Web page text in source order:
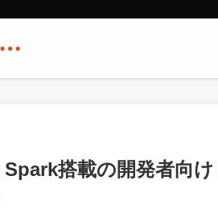
搭載の開発者向